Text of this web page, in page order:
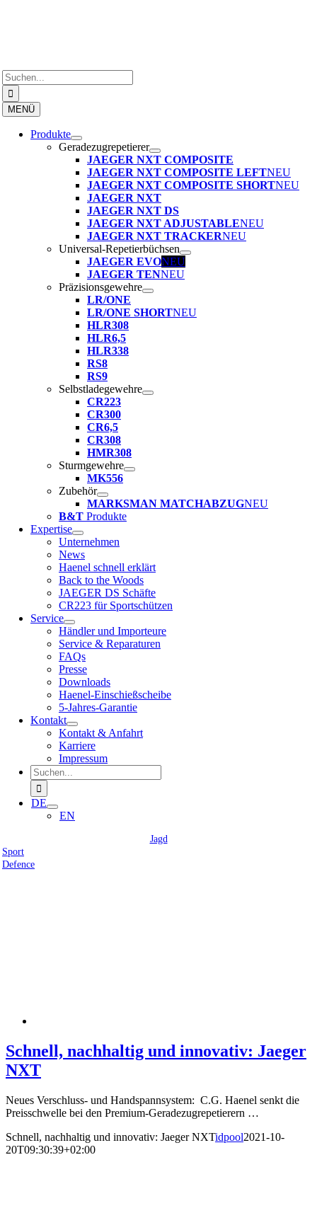
Suche
nach:
MENÜ
Produkte
Geradezugrepetierer
JAEGER NXT COMPOSITE
JAEGER NXT COMPOSITE LEFTNEU
JAEGER NXT COMPOSITE SHORTNEU
JAEGER NXT
JAEGER NXT DS
JAEGER NXT ADJUSTABLENEU
JAEGER NXT TRACKERNEU
Universal-Repetierbüchsen
JAEGER EVONEU
JAEGER TENNEU
Präzisionsgewehre
LR/ONE
LR/ONE SHORTNEU
HLR308
HLR6,5
HLR338
RS8
RS9
Selbstladegewehre
CR223
CR300
CR6,5
CR308
HMR308
Sturmgewehre
MK556
Zubehör
MARKSMAN MATCHABZUGNEU
B&T Produkte
Expertise
Unternehmen
News
Haenel schnell erklärt
Back to the Woods
JAEGER DS Schäfte
CR223 für Sportschützen
Service
Händler und Importeure
Service & Reparaturen
FAQs
Presse
Downloads
Haenel-Einschießscheibe
5-Jahres-Garantie
Kontakt
Kontakt & Anfahrt
Karriere
Impressum
Suche
nach:
DE
EN
Jagd
Sport
Defence
Schnell, nachhaltig und innovativ: Jaeger
NXT
Neues Verschluss- und Handspannsystem: C.G. Haenel senkt die
Preisschwelle bei den Premium-Geradezugrepetierern …
Schnell, nachhaltig und innovativ: Jaeger NXTidpool2021-10-
20T09:30:39+02:00